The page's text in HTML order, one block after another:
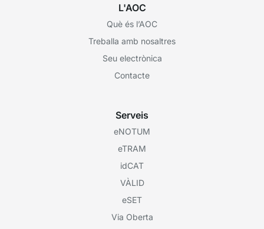
L'AOC
Què és l’AOC
Treballa amb nosaltres
Seu electrònica
Contacte
Serveis
eNOTUM
eTRAM
idCAT
VÀLID
eSET
Via Oberta